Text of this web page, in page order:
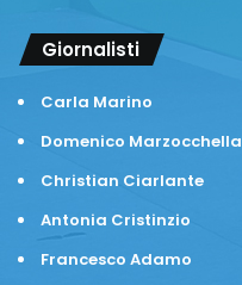
Giornalisti
Carla Marino
Domenico Marzocchella
Christian Ciarlante
Antonia Cristinzio
Francesco Adamo